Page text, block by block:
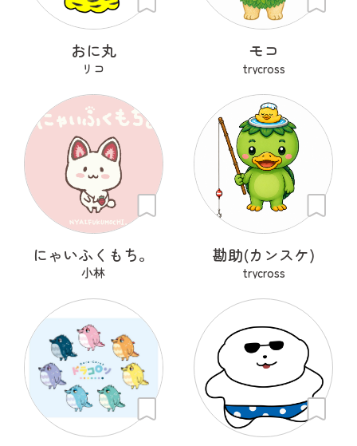
おに丸
リコ
モコ
trycross
にゃいふくもち。
小林
勘助(カンスケ)
trycross